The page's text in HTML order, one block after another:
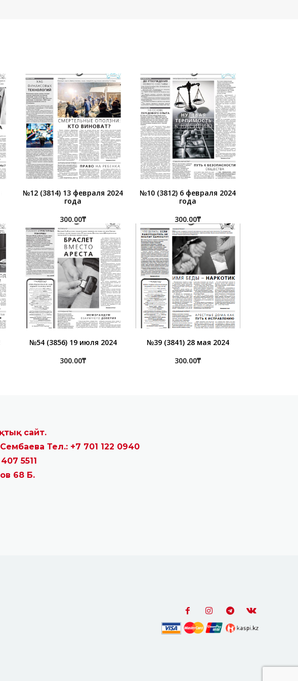
№12 (3814) 13 февраля 2024
года
300.00₸
№10 (3812) 6 февраля 2024
года
300.00₸
№54 (3856) 19 июля 2024
300.00₸
№39 (3841) 28 мая 2024
300.00₸
сайт.
Тел.: +7 701 122 0940
5511
68 Б.